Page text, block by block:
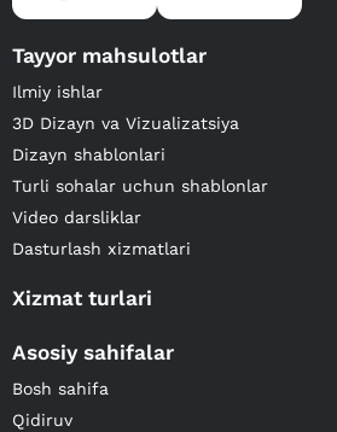
Tayyor mahsulotlar
Ilmiy ishlar
3D Dizayn va Vizualizatsiya
Dizayn shablonlari
Turli sohalar uchun shablonlar
Video darsliklar
Dasturlash xizmatlari
Xizmat turlari
Asosiy sahifalar
Bosh sahifa
Qidiruv